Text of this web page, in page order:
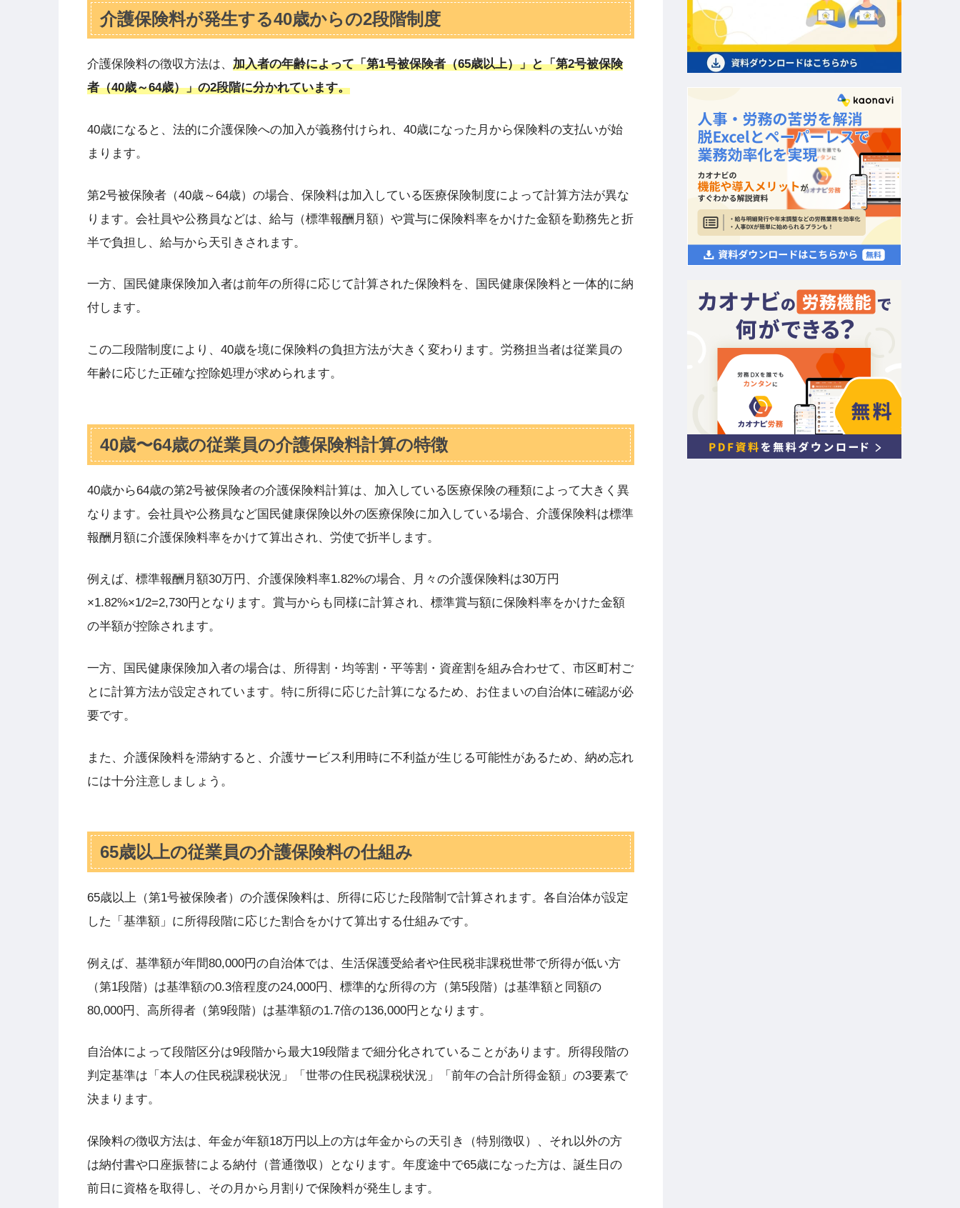
介護保険料が発生する40歳からの2段階制度
介護保険料の徴収方法は、 加入者の年齢によって「第1号被保険者（65歳以上）」と「第2号被保険
者（40歳～64歳）」の2段階に分かれています。
40歳になると、法的に介護保険への加入が義務付けられ、40歳になった月から保険料の支払いが始
まります。
第2号被保険者（40歳～64歳）の場合、保険料は加入している医療保険制度によって計算方法が異な
ります。会社員や公務員などは、給与（標準報酬月額）や賞与に保険料率をかけた金額を勤務先と折
半で負担し、給与から天引きされます。
一方、国民健康保険加入者は前年の所得に応じて計算された保険料を、国民健康保険料と一体的に納
付します。
この二段階制度により、40歳を境に保険料の負担方法が大きく変わります。労務担当者は従業員の
年齢に応じた正確な控除処理が求められます。
40歳〜64歳の従業員の介護保険料計算の特徴
40歳から64歳の第2号被保険者の介護保険料計算は、加入している医療保険の種類によって大きく異
なります。会社員や公務員など国民健康保険以外の医療保険に加入している場合、介護保険料は標準
報酬月額に介護保険料率をかけて算出され、労使で折半します。
例えば、標準報酬月額30万円、介護保険料率1.82%の場合、月々の介護保険料は30万円
×1.82%×1/2=2,730円となります。賞与からも同様に計算され、標準賞与額に保険料率をかけた金額
の半額が控除されます。
一方、国民健康保険加入者の場合は、所得割・均等割・平等割・資産割を組み合わせて、市区町村ご
とに計算方法が設定されています。特に所得に応じた計算になるため、お住まいの自治体に確認が必
要です。
また、介護保険料を滞納すると、介護サービス利用時に不利益が生じる可能性があるため、納め忘れ
には十分注意しましょう。
65歳以上の従業員の介護保険料の仕組み
65歳以上（第1号被保険者）の介護保険料は、所得に応じた段階制で計算されます。各自治体が設定
した「基準額」に所得段階に応じた割合をかけて算出する仕組みです。
例えば、基準額が年間80,000円の自治体では、生活保護受給者や住民税非課税世帯で所得が低い方
（第1段階）は基準額の0.3倍程度の24,000円、標準的な所得の方（第5段階）は基準額と同額の
80,000円、高所得者（第9段階）は基準額の1.7倍の136,000円となります。
自治体によって段階区分は9段階から最大19段階まで細分化されていることがあります。所得段階の
判定基準は「本人の住民税課税状況」「世帯の住民税課税状況」「前年の合計所得金額」の3要素で
決まります。
保険料の徴収方法は、年金が年額18万円以上の方は年金からの天引き（特別徴収）、それ以外の方
は納付書や口座振替による納付（普通徴収）となります。年度途中で65歳になった方は、誕生日の
前日に資格を取得し、その月から月割りで保険料が発生します。